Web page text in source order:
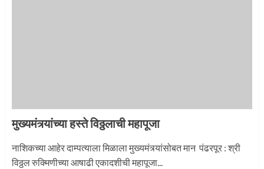
मुख्यमंत्र्यांच्या हस्ते विठ्ठलाची महापूजा
नाशिकच्या आहेर दाम्पत्याला मिळाला मुख्यमंत्र्यांसोबत मान पंढरपूर : श्री
विठ्ठल रुक्मिणीच्या आषाढी एकादशीची महापूजा...